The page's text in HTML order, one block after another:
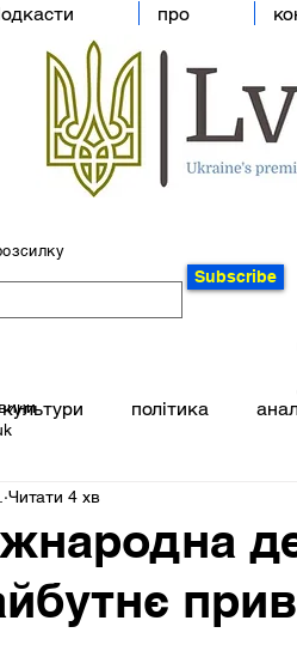
про
Subscribe
культури політика
Читати 4 хв